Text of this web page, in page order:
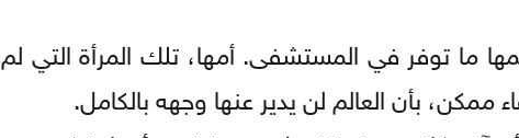
ما توفر في المستشفى. أمها، تلك المرأة التي لم
بأن العالم لن يدير عنها وجهه بالكامل.